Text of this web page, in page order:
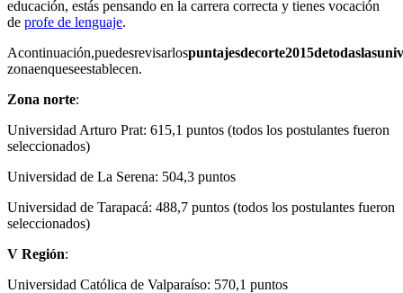
educación, estás pensando en la carrera correcta y tienes vocación
de profe de lenguaje.
Acontinuación,puedesrevisarlos
zonaenqueseestablecen.
Zona norte:
Universidad Arturo Prat: 615,1 puntos (todos los postulantes fueron
seleccionados)
Universidad de La Serena: 504,3 puntos
Universidad de Tarapacá: 488,7 puntos (todos los postulantes fueron
seleccionados)
V Región:
Universidad Católica de Valparaíso: 570,1 puntos